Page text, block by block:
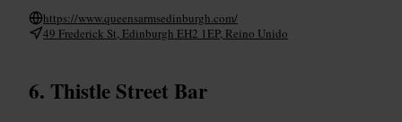
https://www.queensarmsedinburgh.com/
49 Frederick St, Edinburgh EH2 1EP, Reino Unido
Thistle Street Bar